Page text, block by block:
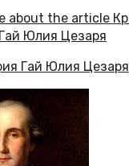
Гай Юлия Цезаря